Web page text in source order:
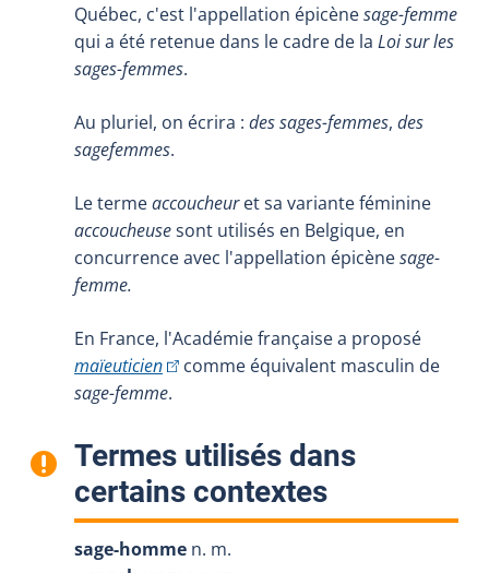
Québec, c'est l'appellation épicènesage-femme
qui a été retenue dans le cadre de la Loi sur les
sages-femmes.
Au pluriel, on écrira : des sages-femmes, des
sagefemmes.
Le termeaccoucheuret sa variante féminine
accoucheusesont utilisés en Belgique, en
concurrence avec l'appellation épicènesage-
femme.
En France, l'Académie française a proposé
maïeuticien(Cet hyperlien externe s'ouvrira dans une
comme équivalent masculin de
sage-femme.
Termes utilisés dans
certains contextes:
sage-homme n. m.